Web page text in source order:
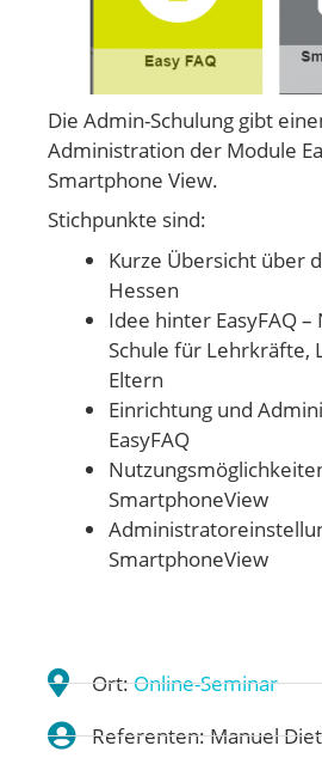
Die Admin-Schulung gibt
Administration der Module
Smartphone View.
Stichpunkte sind:
Kurze Übersicht über
Hessen
Idee hinter EasyFAQ
Schule für Lehrkräfte,
Eltern
Einrichtung und
EasyFAQ
SmartphoneView
SmartphoneView
Ort:Online-Seminar
Referenten: Manuel